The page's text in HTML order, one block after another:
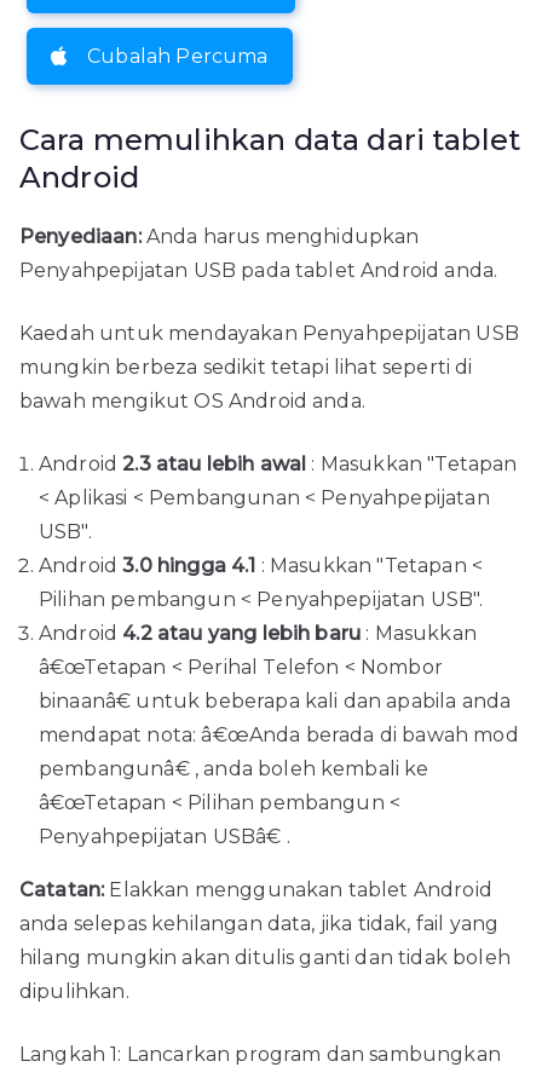
Cubalah Percuma
Cara memulihkan data dari tablet
Android
Penyediaan:Anda harus menghidupkan
Penyahpepijatan USB pada tablet Android anda.
Kaedah untuk mendayakan Penyahpepijatan USB
mungkin berbeza sedikit tetapi lihat seperti di
bawah mengikut OS Android anda.
Android2.3 atau lebih awal : Masukkan "Tetapan
< Aplikasi < Pembangunan < Penyahpepijatan
USB".
Android3.0 hingga 4.1 : Masukkan "Tetapan <
Pilihan pembangun < Penyahpepijatan USB".
Android 4.2 atau yang lebih baru : Masukkan
â€œTetapan < Perihal Telefon < Nombor
binaanâ€ untuk beberapa kali dan apabila anda
mendapat nota: â€œAnda berada di bawah mod
pembangunâ€ , anda boleh kembali ke
â€œTetapan < Pilihan pembangun <
Penyahpepijatan USBâ€ .
Catatan:Elakkan menggunakan tablet Android
anda selepas kehilangan data, jika tidak, fail yang
hilang mungkin akan ditulis ganti dan tidak boleh
dipulihkan.
Langkah 1: Lancarkan program dan sambungkan